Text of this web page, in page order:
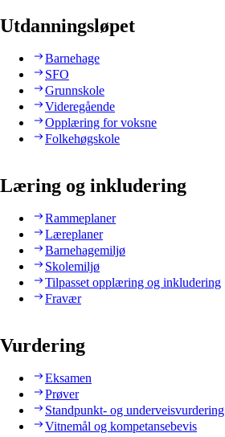
Utdanningsløpet
Barnehage
SFO
Grunnskole
Videregående
Opplæring for voksne
Folkehøgskole
Læring og inkludering
Rammeplaner
Læreplaner
Barnehagemiljø
Skolemiljø
Tilpasset opplæring og inkludering
Fravær
Vurdering
Eksamen
Prøver
Standpunkt- og underveisvurdering
Vitnemål og kompetansebevis